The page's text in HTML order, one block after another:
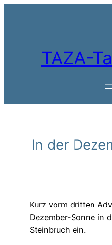
TAZA-
In der
Kurz vorm dritten
Dezember-Sonne in
Steinbruch ein.